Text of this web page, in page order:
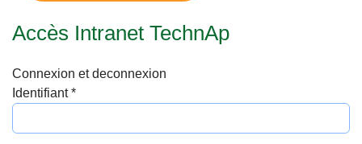
Accès Intranet TechnAp
Connexion et deconnexion
Identifiant*